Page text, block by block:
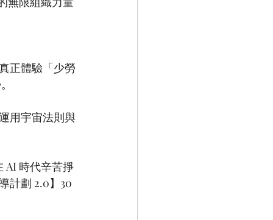
正體驗「少勞
。
用宇宙法則與
AI 時代辛苦掙
計劃 2.0】30